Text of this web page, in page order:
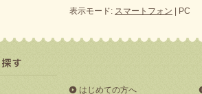
表示モード: スマートフォン | PC
はじめての方へ